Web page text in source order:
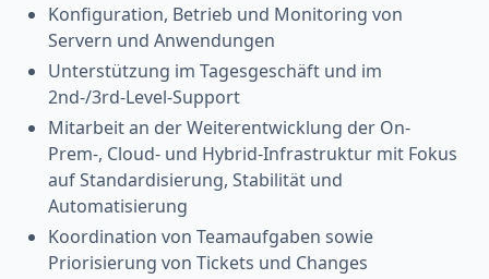
Konfiguration, Betrieb und Monitoring von
Servern und Anwendungen
Unterstützung im Tagesgeschäft und im
2nd-/3rd-Level-Support
Mitarbeit an der Weiterentwicklung der On-
Prem-, Cloud- und Hybrid-Infrastruktur mit Fokus
auf Standardisierung, Stabilität und
Automatisierung
Koordination von Teamaufgaben sowie
Priorisierung von Tickets und Changes